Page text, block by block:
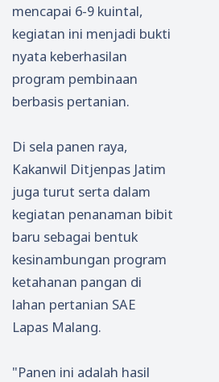
mencapai 6-9 kuintal,
kegiatan ini menjadi bukti
nyata keberhasilan
program pembinaan
berbasis pertanian.
Di sela panen raya,
Kakanwil Ditjenpas Jatim
juga turut serta dalam
kegiatan penanaman bibit
baru sebagai bentuk
kesinambungan program
ketahanan pangan di
lahan pertanian SAE
Lapas Malang.
"Panen ini adalah hasil